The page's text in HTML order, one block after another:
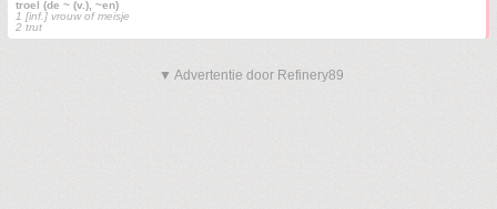
troel (de ~ (v.), ~en)
1 [inf.] vrouw of meisje
2 trut
▼ Advertentie door Refinery89